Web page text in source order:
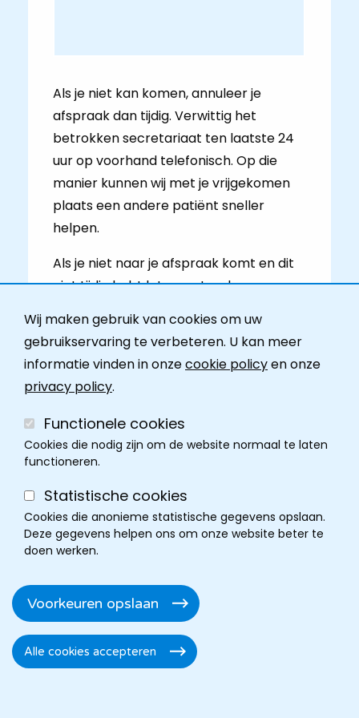
Wij maken gebruik van cookies om uw
gebruikservaring te verbeteren. U kan meer
informatie vinden in onzecookie policyen onze
privacy policy.
Functionele cookies
Cookies die nodig zijn om de website normaal te laten
functioneren.
Statistische cookies
Cookies die anonieme statistische gegevens opslaan.
Deze gegevens helpen ons om onze website beter te
doen werken.
Voorkeuren opslaan
Alle cookies accepteren
Toestemming
intrekken
Als je niet kan komen, annuleer je
afspraak dan tijdig. Verwittig het
betrokken secretariaat ten laatste 24
uur op voorhand telefonisch. Op die
manier kunnen wij met je vrijgekomen
plaats een andere patiënt sneller
helpen.
Als je niet naar je afspraak komt en dit
niet tijdig hebt laten weten, kan er een
worden aangerekend. Voor deze no-
show vergoeding ontvang je geen
attest. Het bedrag wordt niet
terugbetaald door de mutualiteit.